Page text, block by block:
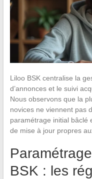
Liloo BSK centralise la
d’annonces et le suivi
Nous observons que la
novices ne viennent pas
paramétrage initial bâclé
de mise à jour propres
BSK : les